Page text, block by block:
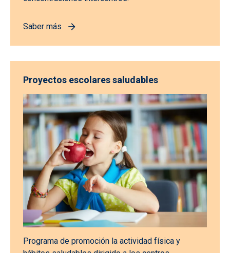
Saber más
Proyectos escolares saludables
Programa de promoción la actividad física y